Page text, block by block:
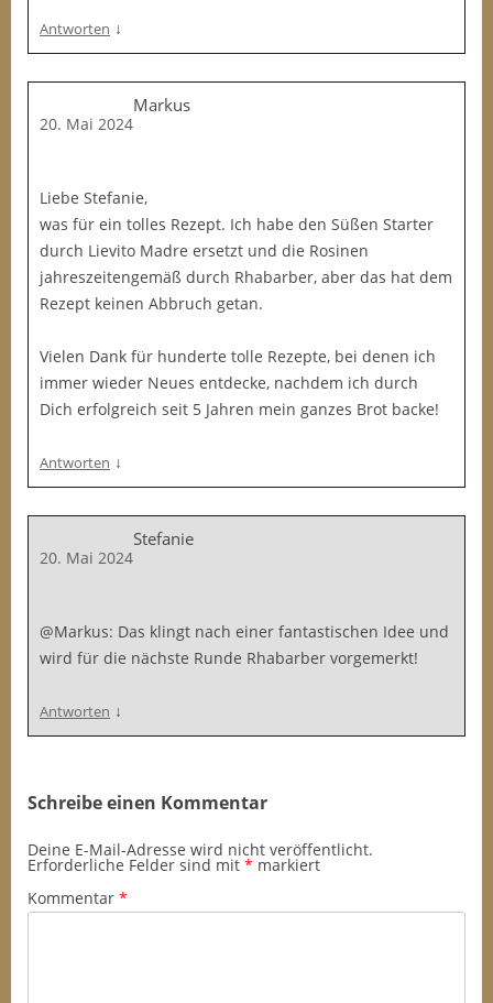
Antworten ↓
Markus
20. Mai 2024
Liebe Stefanie,
was für ein tolles Rezept. Ich habe den Süßen Starter
durch Lievito Madre ersetzt und die Rosinen
jahreszeitengemäß durch Rhabarber, aber das hat dem
Rezept keinen Abbruch getan.
Vielen Dank für hunderte tolle Rezepte, bei denen ich
immer wieder Neues entdecke, nachdem ich durch
Dich erfolgreich seit 5 Jahren mein ganzes Brot backe!
Antworten ↓
Stefanie
20. Mai 2024
@Markus: Das klingt nach einer fantastischen Idee und
wird für die nächste Runde Rhabarber vorgemerkt!
Antworten ↓
Schreibe einen Kommentar
Deine E-Mail-Adresse wird nicht veröffentlicht.
Erforderliche Felder sind mit * markiert
Kommentar *